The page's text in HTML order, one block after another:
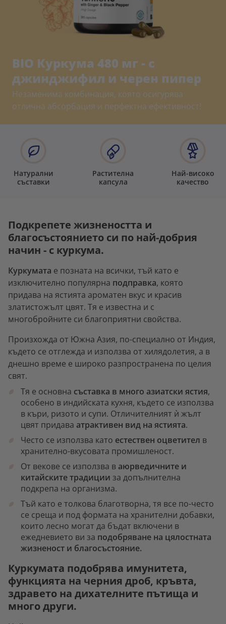
BIO Куркума 480 мг - с
джинджифил и черен пипер
Незаменима комбинация, която осигурява
отлична абсорбация и перфектна ефективност!
Натурални
съставки
Растителна
капсула
Най-високо
качество
Подкрепете жизнеността и
благосъстоянието си по най-добрия
начин - с куркума.
Куркумата е позната на всички, тъй като е
изключително популярна подправка, която
придава на ястията ароматен вкус и красив
златистожълт цвят. Тя е известна и с
многобройните си благоприятни свойства.
Произхожда от Южна Азия, по-специално от Индия,
където се отглежда и използва от хилядолетия, а в
днешно време е широко разпространена по целия
свят.
Тя е основна съставка в много азиатски ястия,
особено в индийската кухня, където се използва
в къри, ризото и супи. Отличителният ѝ жълт
цвят придава атрактивен вид на ястията.
Често се използва като естествен оцветител в
хранително-вкусовата промишленост.
От векове се използва в аюрведичните и
китайските традиции за допълнителна
подкрепа на организма.
Тъй като е толкова благотворна, тя все по-често
се среща и под формата на хранителни добавки,
които лесно могат да бъдат включени в
ежедневието ви за подобряване на цялостната
жизненост и благосъстояние.
Куркумата подобрява имунитета,
функцията на черния дроб, кръвта,
здравето на дихателните пътища и
много други.